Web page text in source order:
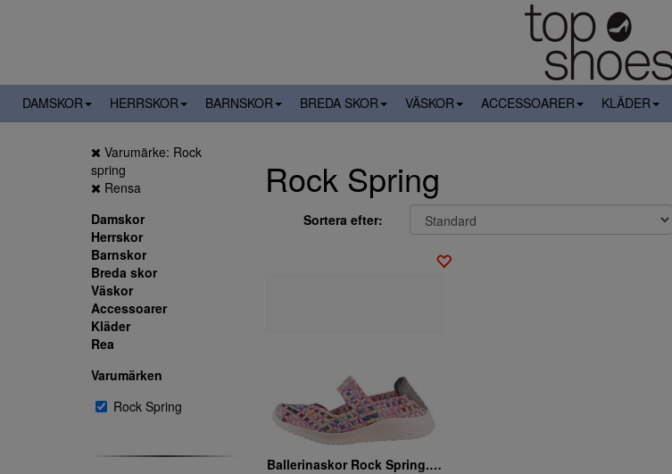
DAMSKOR HERRSKOR BARNSKOR BREDA SKOR VÄSKOR ACCESSOARER KLÄDER
Varumärke: Rock
spring
Rensa
Damskor
Herrskor
Barnskor
Breda skor
Väskor
Accessoarer
Kläder
Rea
Varumärken
Rock Spring
Rock Spring
Sortera efter:
Ballerinaskor Rock Spring. Deborah